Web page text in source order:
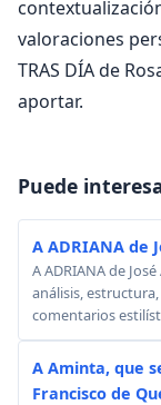
valoraciones
TRAS DÍA de
aportar.
Puede
A ADRIANA de
A ADRIANA de
análisis,
comentarios
A Aminta, que
Francisco de